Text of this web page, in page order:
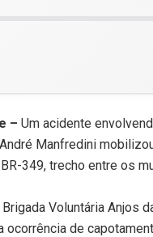
– Um acidente
André Manfredini
349, trecho entre os
Brigada Voluntária Anjos
ocorrência de